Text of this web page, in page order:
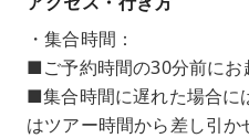
・集合時間：
■ご予約時間の30分前にお
■集合時間に遅れた場合に
はツアー時間から差し引